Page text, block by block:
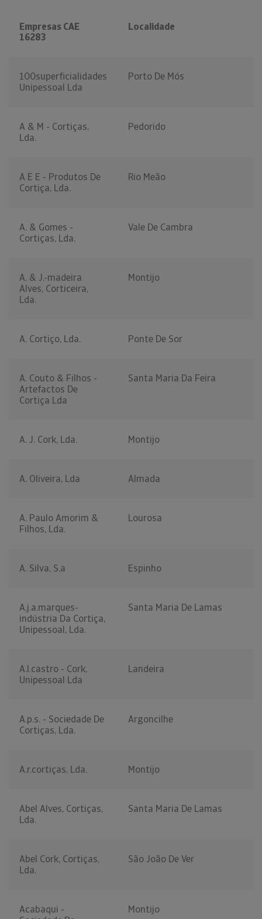
Empresas CAE
16283
Localidade
100superficialidades
Unipessoal Lda
Porto De Mós
A & M - Cortiças,
Lda.
Pedorido
A E E - Produtos De
Cortiça, Lda.
Rio Meão
A. & Gomes -
Cortiças, Lda.
Vale De Cambra
A. & J.-madeira
Alves, Corticeira,
Lda.
Montijo
A. Cortiço, Lda. Ponte De Sor
A. Couto & Filhos -
Artefactos De
Cortiça Lda
Santa Maria Da Feira
A. J. Cork, Lda. Montijo
A. Oliveira, Lda Almada
A. Paulo Amorim &
Filhos, Lda.
Lourosa
A. Silva, S.a Espinho
A.j.a.marques-
indústria Da Cortiça,
Unipessoal, Lda.
Santa Maria De Lamas
A.l.castro - Cork,
Unipessoal Lda
Landeira
A.p.s. - Sociedade De
Cortiças, Lda.
Argoncilhe
A.r.cortiças, Lda. Montijo
Abel Alves, Cortiças,
Lda.
Santa Maria De Lamas
Abel Cork, Cortiças,
Lda.
São João De Ver
Acabaqui -
Montijo